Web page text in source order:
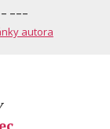
---
autora